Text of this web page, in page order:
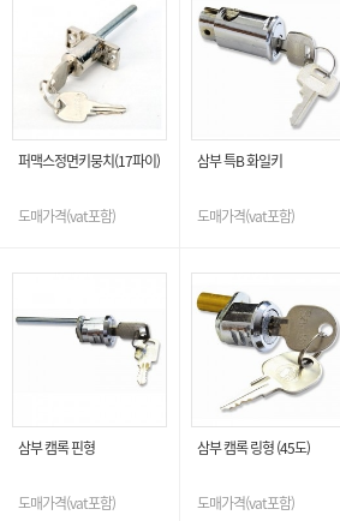
퍼맥스정면키뭉치(17파이)
도매가격(vat포함)
삼부 특B 화일키
도매가격(vat포함)
삼부 캠록 핀형
도매가격(vat포함)
삼부 캠록 링형 (45도)
도매가격(vat포함)